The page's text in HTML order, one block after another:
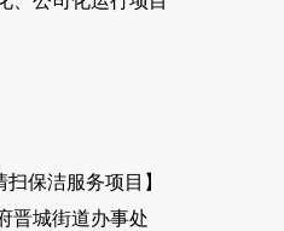
保洁服务项目】
晋城街道办事处